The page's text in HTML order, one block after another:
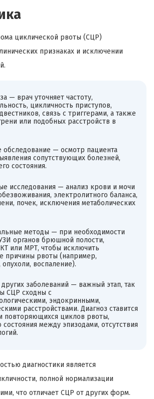
циклической рвоты (СЦР)
признаках и исключении
— врач уточняет частоту,
цикличность приступов,
связь с триггерами, а также
или подобных расстройств в
обследование — осмотр пациента
сопутствующих болезней,
состояния.
исследования — анализ крови и мочи
электролитного баланса,
почек, исключения метаболических
методы — при необходимости
органов брюшной полости,
или МРТ, чтобы исключить
причины рвоты (например,
воспаление).
заболеваний — важный этап, так
СЦР сходны с
эндокринными,
расстройствами. Диагноз ставится
повторяющихся циклов рвоты,
состояния между эпизодами, отсутствия
диагностики является
полной нормализации
что отличает СЦР от других форм.